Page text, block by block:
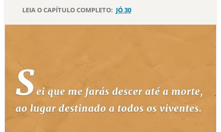
10 MANDAMENTOS
ESTUDOS BÍBLICOS
ESBOÇOS DE PREGAÇÃO
LEIA O CAPÍTULO COMPLETO: JÓ 30